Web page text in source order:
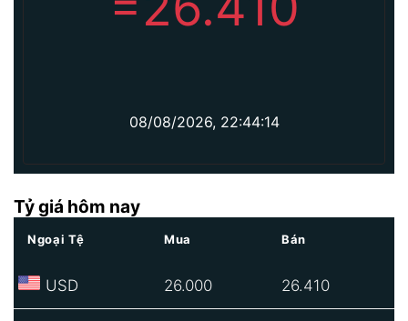
08/08/2026, 22:44:14
Tỷ giá hôm nay
Ngoại Tệ Mua Bán
USD 26.000 26.410